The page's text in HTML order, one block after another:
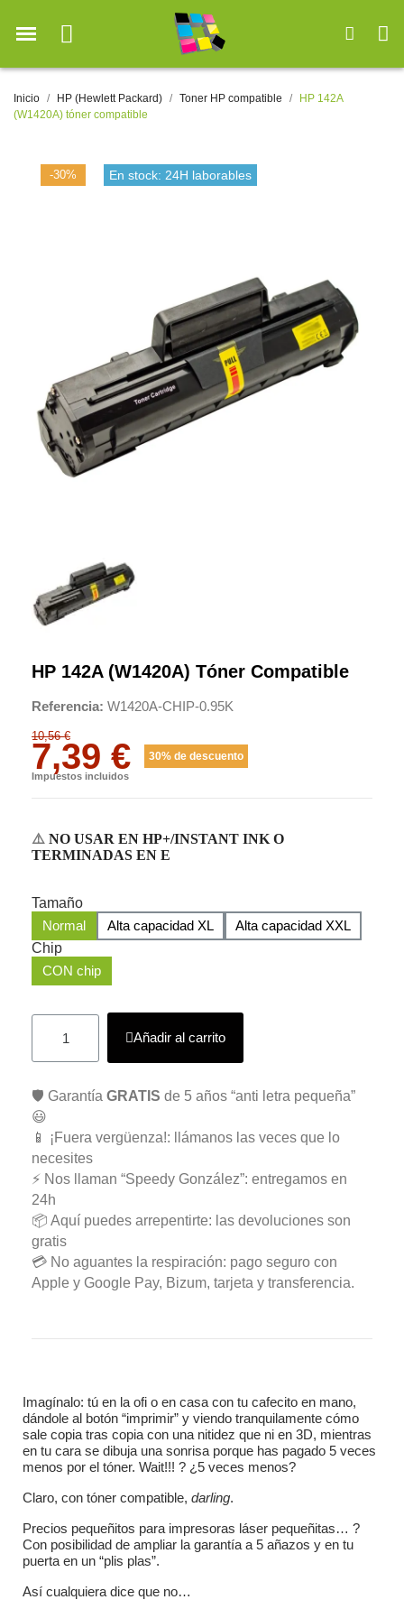
Inicio HP (Hewlett Packard) Toner HP compatible
HP 142A
(W1420A) tóner compatible
-30% En stock: 24H laborables
HP 142A (W1420A) Tóner Compatible
Referencia W1420A-CHIP-0.95K
10,56 €
7,39 € 30% de descuento
Impuestos incluidos
⚠️ NO USAR EN HP+/INSTANT INK O
TERMINADAS EN E
Tamaño
Normal
Alta capacidad XL
Alta capacidad XXL
Chip
CON chip
Añadir al carrito
🛡️ Garantía GRATIS de 5 años “anti letra pequeña”
😃
📱 ¡Fuera vergüenza!: llámanos las veces que lo
necesites
⚡ Nos llaman “Speedy González”: entregamos en
24h
📦 Aquí puedes arrepentirte: las devoluciones son
gratis
💳 No aguantes la respiración: pago seguro con
Apple y Google Pay, Bizum, tarjeta y transferencia.
Imagínalo: tú en la ofi o en casa con tu cafecito en mano,
dándole al botón “imprimir” y viendo tranquilamente cómo
sale copia tras copia con una nitidez que ni en 3D, mientras
en tu cara se dibuja una sonrisa porque has pagado 5 veces
menos por el tóner. Wait!!! ? ¿5 veces menos?
Claro, con tóner compatible, darling.
Precios pequeñitos para impresoras láser pequeñitas… ?
Con posibilidad de ampliar la garantía a 5 añazos y en tu
puerta en un “plis plas”.
Así cualquiera dice que no…